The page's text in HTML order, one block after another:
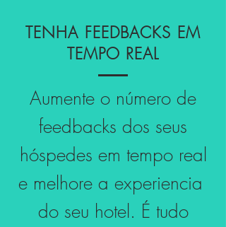
TENHA FEEDBACKS EM
TEMPO REAL
Aumente o número de
feedbacks dos seus
hóspedes em tempo real
e melhore a experiencia
do seu hotel. É tudo